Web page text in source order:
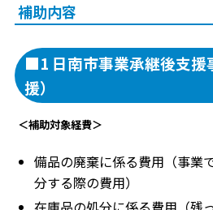
補助内容
■1 日南市事業承継後支援
援）
＜補助対象経費＞
備品の廃棄に係る費用（事業
分する際の費用）